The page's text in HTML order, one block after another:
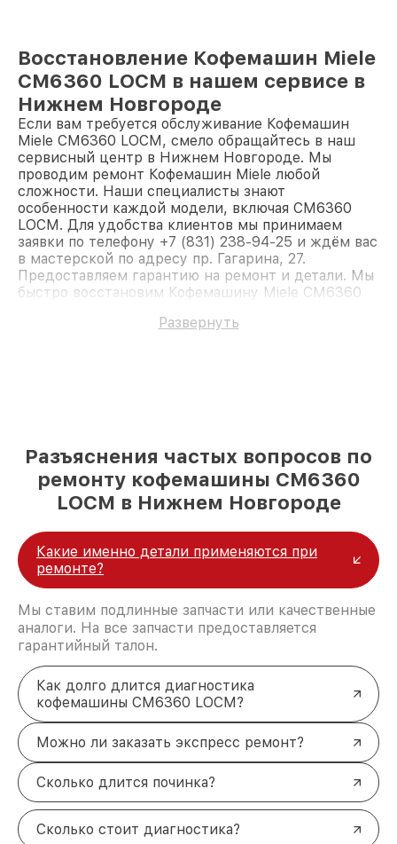
Восстановление Кофемашин Miele
CM6360 LOCM в нашем сервисе в
Нижнем Новгороде
Если вам требуется обслуживание Кофемашин
Miele CM6360 LOCM, смело обращайтесь в наш
сервисный центр в Нижнем Новгороде. Мы
проводим ремонт Кофемашин Miele любой
сложности. Наши специалисты знают
особенности каждой модели, включая CM6360
LOCM. Для удобства клиентов мы принимаем
заявки по телефону +7 (831) 238-94-25 и ждём вас
в мастерской по адресу пр. Гагарина, 27.
Предоставляем гарантию на ремонт и детали. Мы
быстро восстановим Кофемашину Miele CM6360
Развернуть
Разъяснения частых вопросов по
ремонту кофемашины CM6360
LOCM в Нижнем Новгороде
Какие именно детали применяются при
ремонте?
Мы ставим подлинные запчасти или качественные
аналоги. На все запчасти предоставляется
гарантийный талон.
Как долго длится диагностика
кофемашины CM6360 LOCM?
Можно ли заказать экспресс ремонт?
Сколько длится починка?
Сколько стоит диагностика?